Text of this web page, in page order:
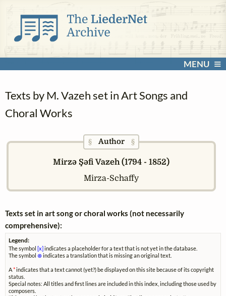
MENU
Texts by M. Vazeh set in Art Songs and
Choral Works
§ Author§
Mirzə Şəfi Vazeh (1794 - 1852)
Mirza-Schaffy
Texts set in art song or choral works (not necessarily
comprehensive):
Legend:
The symbol[x]indicates a placeholder for a text that is not yet in the database.
The symbol ⊗indicates a translation that is missing an original text.
A*indicates that a text cannot (yet?) be displayed on this site because of its copyright
status.
Special notes: All titles and first lines are included in this index, including those used by
composers.